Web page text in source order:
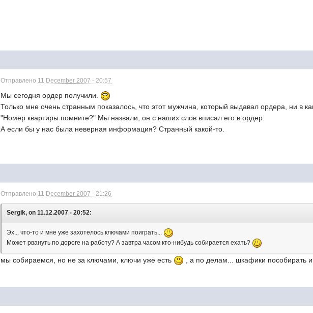
Отправлено 11 December 2007 - 20:57
Мы сегодня ордер получили.
Только мне очень странным показалось, что этот мужчина, который выдавал ордера, ни в
"Номер квартиры помните?" Мы назвали, он с наших слов вписал его в ордер.
А если бы у нас была неверная информация? Странный какой-то.
Отправлено 11 December 2007 - 21:26
Sergik, on 11.12.2007 - 20:52:
Эх... что-то и мне уже захотелось ключами поиграть...
Может рвануть по дороге на работу? А завтра часом кто-нибудь собирается ехать?
мы собираемся, но не за ключами, ключи уже есть , а по делам... шкафики пособирать и